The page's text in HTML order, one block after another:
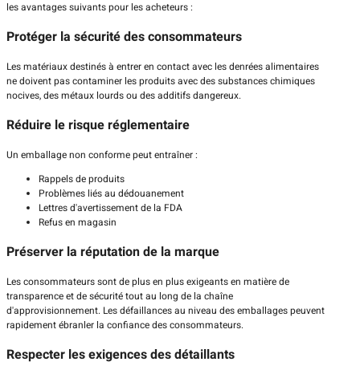
les avantages suivants pour les acheteurs :
Protéger la sécurité des consommateurs
Les matériaux destinés à entrer en contact avec les denrées alimentaires
ne doivent pas contaminer les produits avec des substances chimiques
nocives, des métaux lourds ou des additifs dangereux.
Réduire le risque réglementaire
Un emballage non conforme peut entraîner :
Rappels de produits
Problèmes liés au dédouanement
Lettres d'avertissement de la FDA
Refus en magasin
Préserver la réputation de la marque
Les consommateurs sont de plus en plus exigeants en matière de
transparence et de sécurité tout au long de la chaîne
d'approvisionnement. Les défaillances au niveau des emballages peuvent
rapidement ébranler la confiance des consommateurs.
Respecter les exigences des détaillants